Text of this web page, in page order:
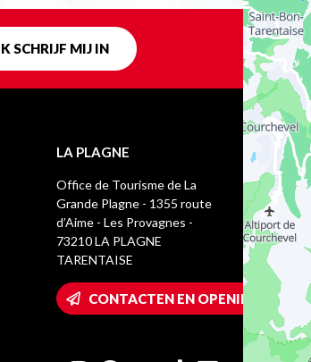
SCHRIJF MIJ IN
LA PLAGNE
Office de Tourisme de La
Grande Plagne - 1355 route
d’Aime - Les Provagnes -
73210 LA PLAGNE
TARENTAISE
CONTACTEN EN OPENINGSTIJDEN